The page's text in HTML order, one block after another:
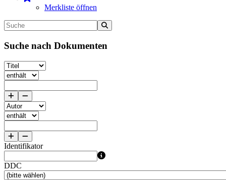
Merkliste öffnen
Suche nach Dokumenten
Identifikator
DDC